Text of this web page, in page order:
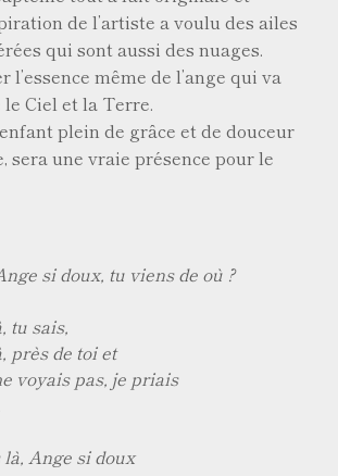
de l’artiste a voulu des ailes
qui sont aussi des nuages.
l’essence même de l’ange qui va
Ciel et la Terre.
plein de grâce et de douceur
sera une vraie présence pour le
si doux, tu viens de où ?
tu sais,
près de toi et
voyais pas, je priais
Ange si doux